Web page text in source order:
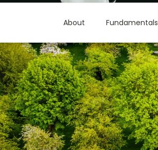
About Fundamentals